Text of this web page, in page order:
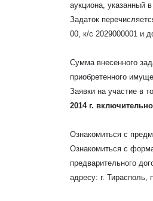
аукциона, указанный
Задаток
00, к/с 2029000001 и
Сумма внесенного
приобретенного
Заявки на участие в
2014 г.
Ознакомиться с
Ознакомиться с
предварительного
адресу: г.